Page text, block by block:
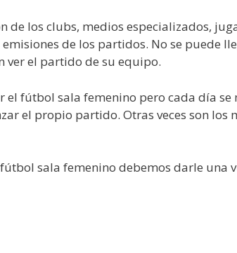
los clubs, medios especializados,
de los partidos. No se puede
ver el partido de su equipo.
fútbol sala femenino pero cada día se
el propio partido. Otras veces son
sala femenino debemos darle una